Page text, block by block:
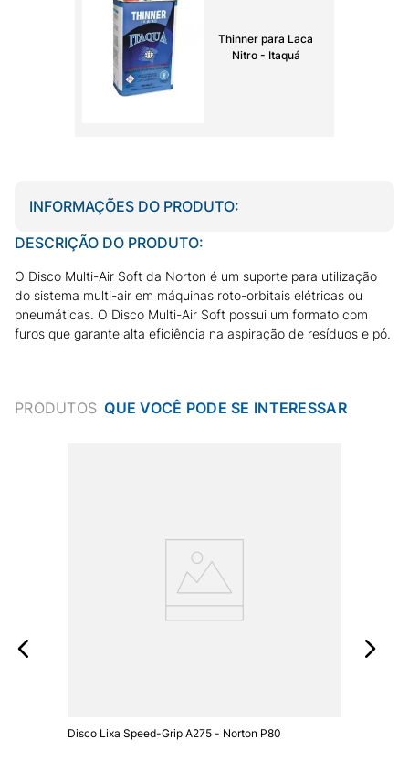
Thinner para Laca
Nitro - Itaquá
INFORMAÇÕES DO PRODUTO:
DESCRIÇÃO DO PRODUTO:
O Disco Multi-Air Soft da Norton é um suporte para utilização
do sistema multi-air em máquinas roto-orbitais elétricas ou
pneumáticas. O Disco Multi-Air Soft possui um formato com
furos que garante alta eficiência na aspiração de resíduos e pó.
PRODUTOS
Disco Lixa Speed-Grip A275 - Norton P80